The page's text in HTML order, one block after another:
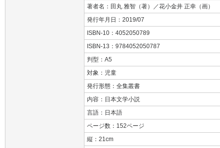
著者名：田丸 雅智（著）／花小金井 正幸（画）
発行年月日：2019/07
ISBN-10：4052050789
ISBN-13：9784052050787
判型：A5
対象：児童
発行形態：全集叢書
内容：日本文学小説
言語：日本語
ページ数：152ページ
縦：21cm